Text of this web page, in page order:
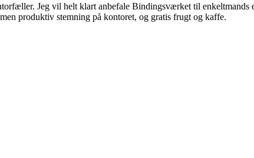
Jeg vil helt klart anbefale Bindingsværket til enkeltmands
produktiv stemning på kontoret, og gratis frugt og kaffe.